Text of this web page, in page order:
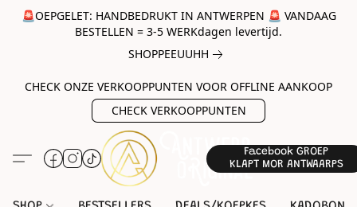
🚨OEPGELET: HANDBEDRUKT IN ANTWERPEN 🚨 VANDAAG
BESTELLEN = 3-5 WERKdagen levertijd.
SHOPPEEUUHH
CHECK ONZE VERKOOPPUNTEN VOOR OFFLINE AANKOOP
CHECK VERKOOPPUNTEN
Facebook GROEP
KLAPT MOR ANTWAARPS